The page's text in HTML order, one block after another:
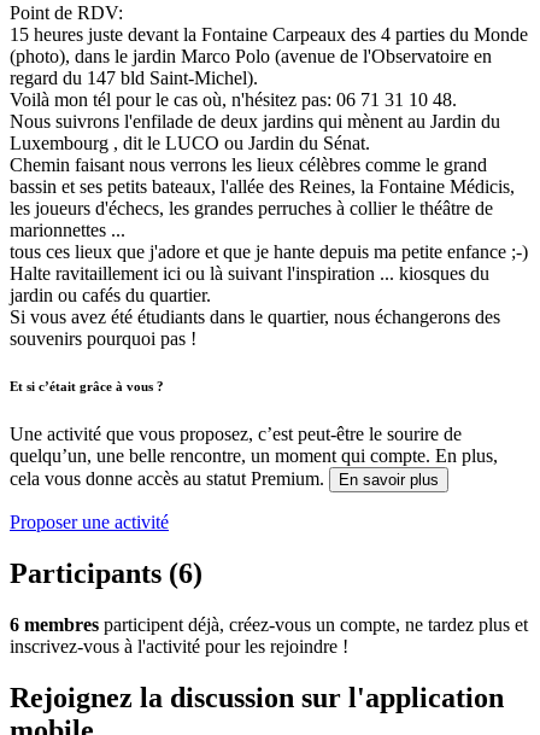
Point de RDV:
15 heures juste devant la Fontaine Carpeaux des 4 parties du Monde
(photo), dans le jardin Marco Polo (avenue de l'Observatoire en
regard du 147 bld Saint-Michel).
Voilà mon tél pour le cas où, n'hésitez pas: 06 71 31 10 48.
Nous suivrons l'enfilade de deux jardins qui mènent au Jardin du
Luxembourg , dit le LUCO ou Jardin du Sénat.
Chemin faisant nous verrons les lieux célèbres comme le grand
bassin et ses petits bateaux, l'allée des Reines, la Fontaine Médicis,
les joueurs d'échecs, les grandes perruches à collier le théâtre de
marionnettes ...
tous ces lieux que j'adore et que je hante depuis ma petite enfance ;-)
Halte ravitaillement ici ou là suivant l'inspiration ... kiosques du
jardin ou cafés du quartier.
Si vous avez été étudiants dans le quartier, nous échangerons des
souvenirs pourquoi pas !
Et si c’était grâce à vous ?
Une activité que vous proposez, c’est peut-être le sourire de
quelqu’un, une belle rencontre, un moment qui compte. En plus,
cela vous donne accès au statut Premium.
En savoir plus
Proposer une activité
Participants (6)
6 membres participent déjà, créez-vous un compte, ne tardez plus et
inscrivez-vous à l'activité pour les rejoindre !
Rejoignez la discussion sur l'application